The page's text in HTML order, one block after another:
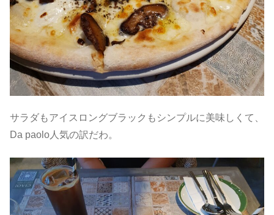
サラダもアイスロングブラックもシンプルに美味しくて、
Da paolo人気の訳だわ。